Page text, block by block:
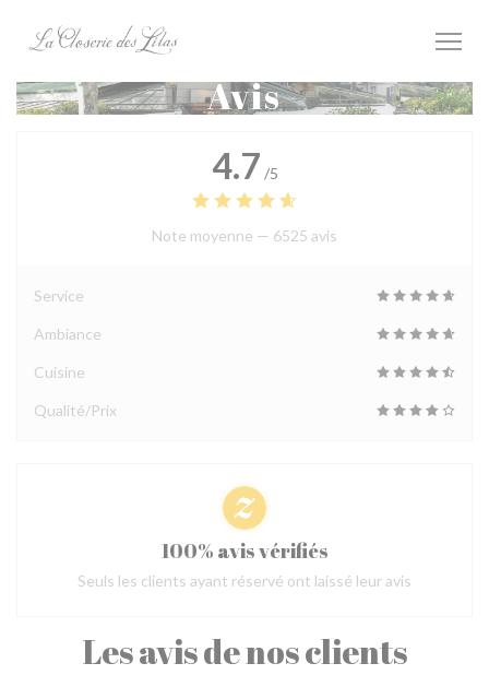
Avis
Les avis de nos clients
4.7 /5
Note moyenne — 6525 avis
Service
Ambiance
Cuisine
Qualité/Prix
100% avis vérifiés
Seuls les clients ayant réservé ont laissé leur avis